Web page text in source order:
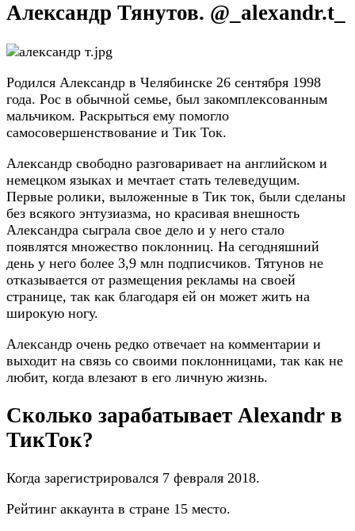
Александр Тянутов. @_alexandr.t_
Родился Александр в Челябинске 26 сентября 1998
года. Рос в обычной семье, был закомплексованным
мальчиком. Раскрыться ему помогло
самосовершенствование и Тик Ток.
Александр свободно разговаривает на английском и
немецком языках и мечтает стать телеведущим.
Первые ролики, выложенные в Тик ток, были сделаны
без всякого энтузиазма, но красивая внешность
Александра сыграла свое дело и у него стало
появлятся множество поклонниц. На сегодняшний
день у него более 3,9 млн подписчиков. Тятунов не
отказывается от размещения рекламы на своей
странице, так как благодаря ей он может жить на
широкую ногу.
Александр очень редко отвечает на комментарии и
выходит на связь со своими поклонницами, так как не
любит, когда влезают в его личную жизнь.
Сколько зарабатывает Alexandr в
ТикТок?
Когда зарегистрировался 7 февраля 2018.
Рейтинг аккаунта в стране 15 место.